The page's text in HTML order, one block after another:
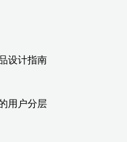
设计指南
用户分层